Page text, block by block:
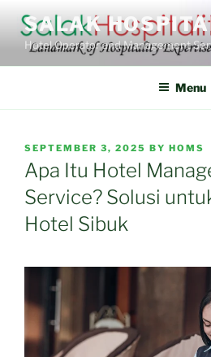
content
SALAK
Hotel Operator and Management
Menu
POSTED
ON
SEPTEMBER 3, 2025 BY HOMS
Apa Itu Hotel
Service? Solusi
Hotel Sibuk